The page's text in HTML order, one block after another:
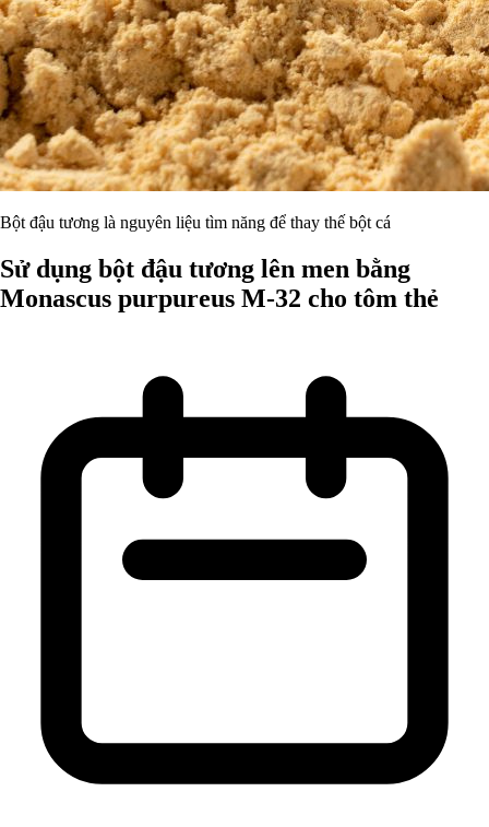
Bột đậu tương là nguyên liệu tìm năng để thay thế bột cá
Sử dụng bột đậu tương lên men bằng
Monascus purpureus M-32 cho tôm thẻ